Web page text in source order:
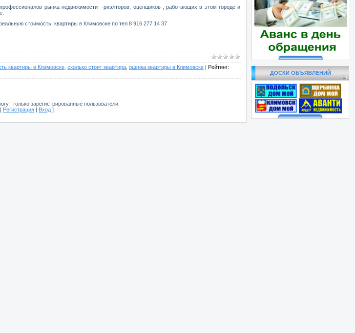
рынка недвижимости -риэлторов, оценщиков , работающих в этом городе и
стоимость квартиры в Климовске по тел 8 916 277 14 37
квартиры в Климовске сколько стоит квартира оценка квартиры в Климовске | Рейтинг:
только зарегистрированные пользователи.
[ Регистрация | Вход ]
ДОСКИ ОБЪЯВЛЕНИЙ